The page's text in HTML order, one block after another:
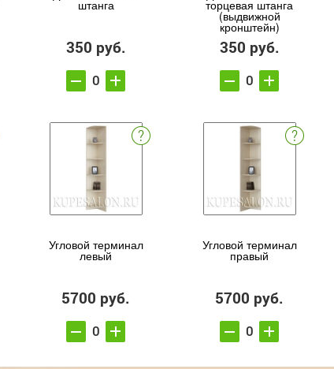
штанга
350 руб.
торцевая штанга
(выдвижной
кронштейн)
350 руб.
Угловой терминал
левый
5700 руб.
Угловой терминал
правый
5700 руб.